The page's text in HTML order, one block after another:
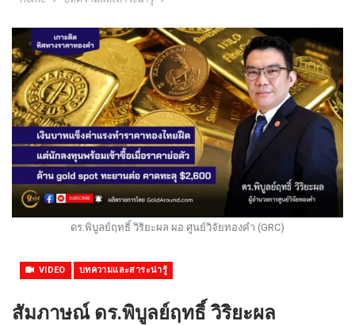
ดร.พิบูลย์ฤทธิ์ วิริยะผล ผอ.ศูนย์วิจัยทองคำ (GRC)
VIDEO บทความและสาระน่ารู้
สัมภาษณ์ ดร.พิบูลย์ฤทธิ์ วิริยะผล